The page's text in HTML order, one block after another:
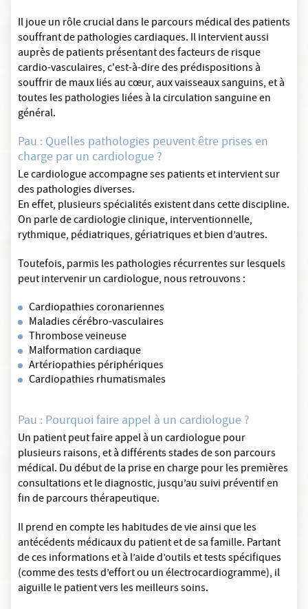
Il joue un rôle crucial dans le parcours médical des patients
souffrant de pathologies cardiaques. Il intervient aussi
auprès de patients présentant des facteurs de risque
cardio-vasculaires, c'est-à-dire des prédispositions à
souffrir de maux liés au cœur, aux vaisseaux sanguins, et à
toutes les pathologies liées à la circulation sanguine en
général.
Pau : Quelles pathologies peuvent être prises en
charge par un cardiologue ?
Le cardiologue accompagne ses patients et intervient sur
des pathologies diverses.
En effet, plusieurs spécialités existent dans cette discipline.
On parle de cardiologie clinique, interventionnelle,
rythmique, pédiatriques, gériatriques et bien d’autres.
Toutefois, parmis les pathologies récurrentes sur lesquels
peut intervenir un cardiologue, nous retrouvons :
Cardiopathies coronariennes
Maladies cérébro-vasculaires
Thrombose veineuse
Malformation cardiaque
Artériopathies périphériques
Cardiopathies rhumatismales
Pau : Pourquoi faire appel à un cardiologue ?
Un patient peut faire appel à un cardiologue pour
plusieurs raisons, et à différents stades de son parcours
médical. Du début de la prise en charge pour les premières
consultations et le diagnostic, jusqu’au suivi préventif en
fin de parcours thérapeutique.
Il prend en compte les habitudes de vie ainsi que les
antécédents médicaux du patient et de sa famille. Partant
de ces informations et à l’aide d’outils et tests spécifiques
(comme des tests d’effort ou un électrocardiogramme), il
aiguille le patient vers les meilleurs soins.